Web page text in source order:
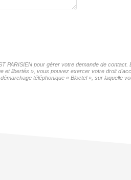
pour gérer votre demande de
libertés », vous pouvez exercer votre droit
téléphonique « Bloctel », sur laquelle